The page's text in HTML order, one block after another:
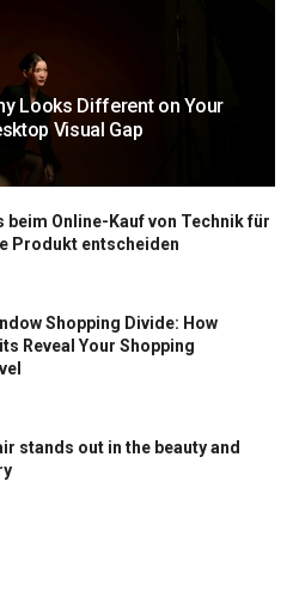
Looks Different on Your
Visual Gap
beim Online-Kauf von Technik für
Produkt entscheiden
Shopping Divide: How
Reveal Your Shopping
stands out in the beauty and